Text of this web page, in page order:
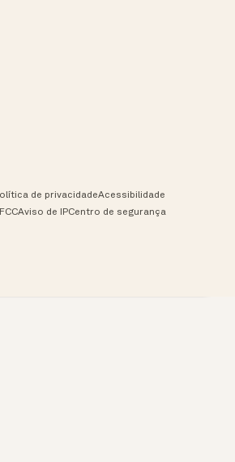
de privacidadeAcessibilidade
Aviso de IPCentro de segurança